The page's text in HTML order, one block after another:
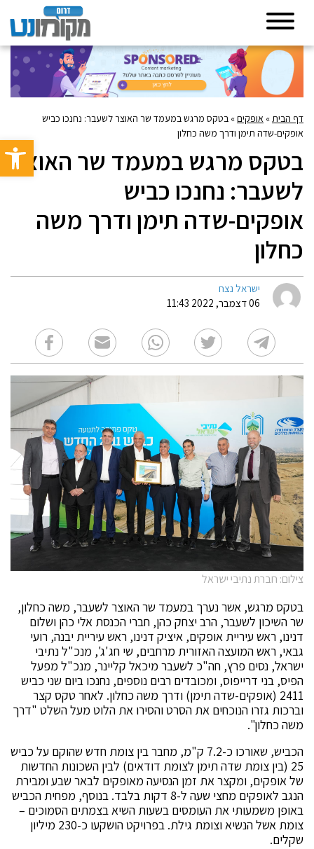
פתח
דף הבית» אופקים» בטקס מרגש במעמד שר האוצר לשעבר: נחנכו כביש
אופקים-שדה תימן ודרך משה כחלון
בטקס מרגש במעמד שר האוצר
לשעבר: נחנכו כביש
אופקים-שדה תימן ודרך משה
כחלון
ישראל נצח
06 דצמבר, 2022 11:43
צילום: חברת נתיבי ישראל
בטקס מרגש, אשר נערך במעמד שר האוצר לשעבר, משה כחלון,
שר השיכון לשעבר, הרב יצחק כהן, חברי הכנסת אלי כהן ושלום
דנינו, ראש עיריית אופקים, איציק דנינו, ראש עיריית יבנה, רועי
גבאי, ראש המועצה האזורית מרחבים, שי חג'ג', מנכ"ל נתיבי
ישראל, נסים פרץ, חה"כ לשעבר מיכאל קליינר, מנכ"ל מפעל
הפיס, בני דרייפוס, ומכובדים רבים נוספים, נחנכו ביום שני כביש
2411 (אופקים-שדה תימן) ודרך משה כחלון. לאחר טקס קצר
וברכות גזרו הנוכחים את הסרט והסירו את הלוט מעל השלט "דרך
משה כחלון".
הכביש, שאורכו כ-7.2 ק"מ, מחבר בין צומת חדש שהוקם על כביש
25 (בין צומת שדה תימן לצומת דודאים) לבין השכונות החדשות
של אופקים, ומקצר את זמן הנסיעה מאופקים לבאר שבע ומבירת
הנגב לאופקים מחצי שעה ל-8 דקות בלבד. בנוסף, מפחית הכביש
באופן משמעותי את העומסים בשעות השיא בצמתים הסמוכים –
צומת אשל הנשיא וצומת גילת. בפרויקט הושקעו כ-230 מיליון
שקלים.